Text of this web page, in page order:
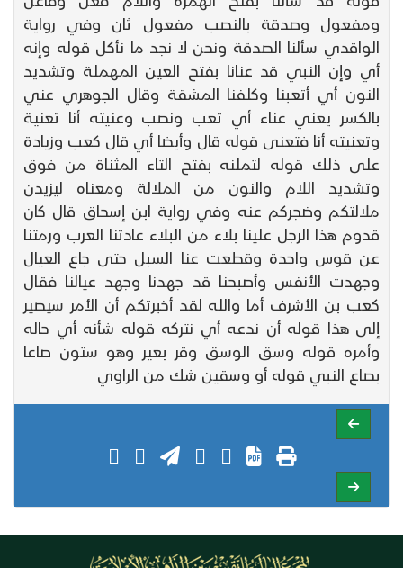
ومفعول وصدقة بالنصب مفعول ثان وفي رواية
الواقدي سألنا الصدقة ونحن لا نجد ما نأكل قوله وإنه
أي وإن النبي قد عنانا بفتح العين المهملة وتشديد
النون أي أتعبنا وكلفنا المشقة وقال الجوهري عني
بالكسر يعني عناء أي تعب ونصب وعنيته أنا تعنية
وتعنيته أنا فتعنى قوله قال وأيضا أي قال كعب وزيادة
على ذلك قوله لتملنه بفتح التاء المثناة من فوق
وتشديد اللام والنون من الملالة ومعناه ليزيدن
ملالتكم وضجركم عنه وفي رواية ابن إسحاق قال كان
قدوم هذا الرجل علينا بلاء من البلاء عادتنا العرب ورمتنا
عن قوس واحدة وقطعت عنا السبل حتى جاع العيال
وجهدت الأنفس وأصبحنا قد جهدنا وجهد عيالنا فقال
كعب بن الأشرف أما والله لقد أخبرتكم أن الأمر سيصير
إلى هذا قوله أن ندعه أي نتركه قوله شأنه أي حاله
وأمره قوله وسق الوسق وقر بعير وهو ستون صاعا
بصاع النبي قوله أو وسقين شك من الراوي